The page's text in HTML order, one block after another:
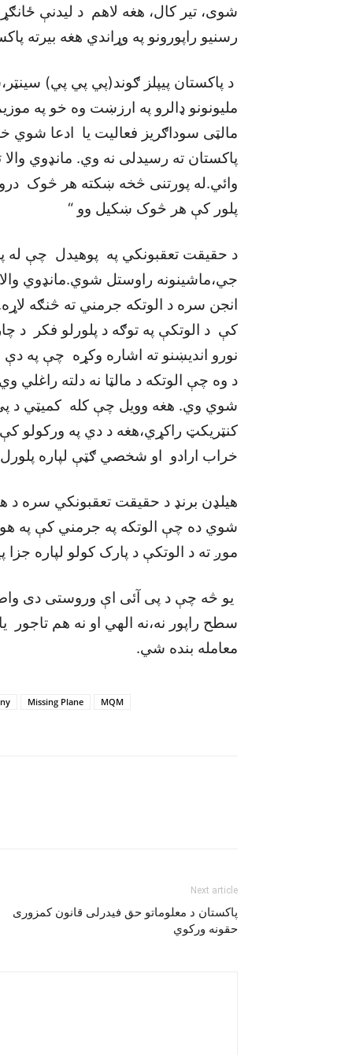
شوی، تير کال، هغه لاهم د ليدنې
رسنيو راپورونو په وړاندي هغه بيرته
د پاکستان پيپلز ګوند(پي پي پي)
مالټی سوداګريز فعاليت يا ادعا شوي
پاکستان ته رسيدلی نه وي. مانډوي والا
وائي.له پورتنی څخه ښکته هر څوک
پلور کې هر څوک ښکيل وو “
د حقيقت تعقبونکي په پوهيدل چې
جي،ماشينونه راوستل شوي.مانډوي
انجن سره د الوتکه جرمني ته څنګه
کې د الوتکې په توګه د پلورلو فکر د
نورو انديښنو ته اشاره وکړه چې په
د وه چې الوتکه د مالټا نه دلته راغلي
شوي وي. هغه وويل چې کله کميټي د
کنټريکټ راکړي،هغه د دي په ورکولو
خراب ارادو او شخصي ګټې لپاره
هيلډن برنډ د حقيقت تعقبونکي سره
شوي ده چې الوتکه په جرمني کې په
موږ ته د الوتکې د پارک کولو لپاره
يو څه چې د پی آئی اې وروستی دی
سطح راپور نه،نه الهي او نه هم
معامله بنده شي.
Missing Plane
MQM
Next article
پاکستان د معلوماتو حق فيدرلی قانون کمزوری
حقونه ورکوي